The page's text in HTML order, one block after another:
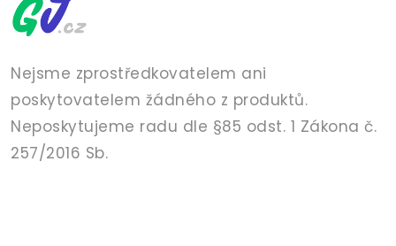
Nejsme zprostředkovatelem ani
poskytovatelem žádného z produktů.
Neposkytujeme radu dle §85 odst. 1 Zákona č.
257/2016 Sb.